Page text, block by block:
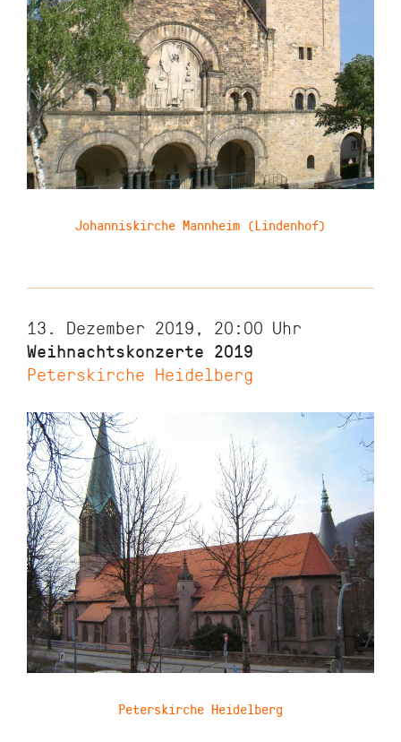
Johanniskirche Mannheim (Lindenhof)
13. Dezember 2019, 20:00 Uhr
Weihnachtskonzerte 2019
Peterskirche Heidelberg
Peterskirche Heidelberg